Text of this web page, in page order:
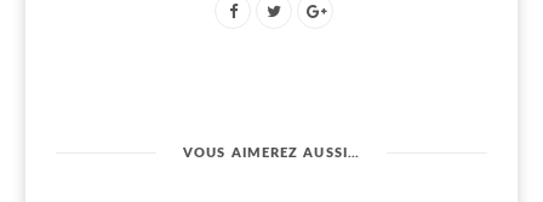
VOUS AIMEREZ AUSSI…